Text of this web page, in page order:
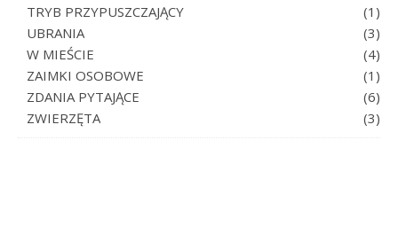
TRYB PRZYPUSZCZAJĄCY
(1)
UBRANIA
(3)
W MIEŚCIE
(4)
ZAIMKI OSOBOWE
(1)
ZDANIA PYTAJĄCE
(6)
ZWIERZĘTA
(3)